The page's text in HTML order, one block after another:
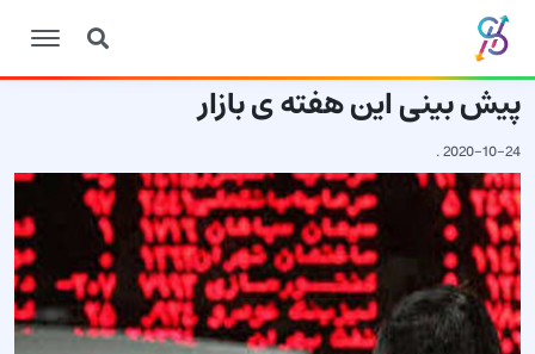
پیش بینی این هفته ی بازار
2020-10-24
.